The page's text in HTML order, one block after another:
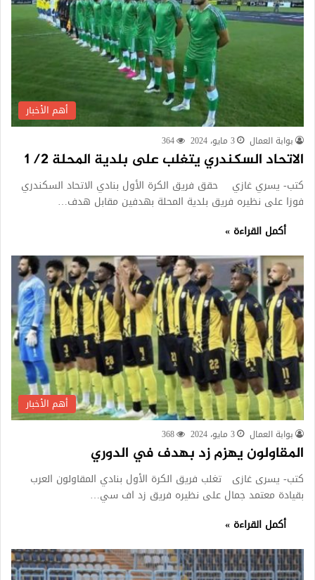
أهم الأخبار
بوابة العمال 3 مايو، 2024 364
الاتحاد السكندري يتغلب على بلدية المحلة 2/ 1
كتب- يسري غازي حقق فريق الكرة الأول بنادي الاتحاد السكندري
فوزا على نظيره فريق بلدية المحلة بهدفين مقابل هدف…
أكمل القراءة »
أهم الأخبار
بوابة العمال 3 مايو، 2024 368
المقاولون يهزم زد بهدف في الدوري
كتب- يسرى غازى تغلب فريق الكرة الأول بنادي المقاولون العرب
بقيادة معتمد جمال على نظيره فريق زد اف سي…
أكمل القراءة »